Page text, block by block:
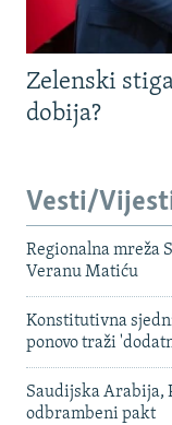
Zelenski
dobija?
Vesti/
Regionalna mreža
Veranu Matiću
Konstitutivna
ponovo traži
Saudijska Arabija,
odbrambeni pakt